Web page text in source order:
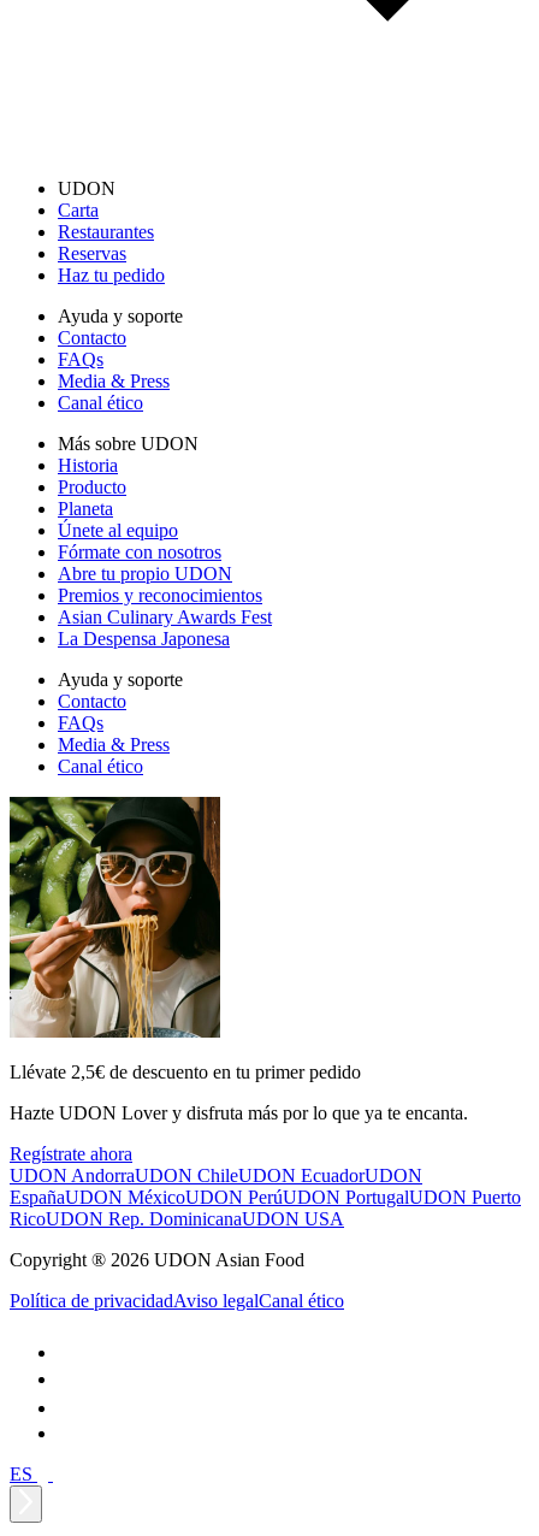
UDON
Carta
Restaurantes
Reservas
Haz tu pedido
Ayuda y soporte
Contacto
FAQs
Media & Press
Canal ético
Más sobre UDON
Historia
Producto
Planeta
Únete al equipo
Fórmate con nosotros
Abre tu propio UDON
Premios y reconocimientos
Asian Culinary Awards Fest
La Despensa Japonesa
Ayuda y soporte
Contacto
FAQs
Media & Press
Canal ético
Llévate 2,5€ de descuento en tu primer pedido
Hazte UDON Lover y disfruta más por lo que ya te encanta.
Regístrate ahora
UDON AndorraUDON ChileUDON EcuadorUDON
EspañaUDON MéxicoUDON PerúUDON PortugalUDON Puerto
RicoUDON Rep. DominicanaUDON USA
Copyright ® 2026 UDON Asian Food
Política de privacidadAviso legalCanal ético
ES